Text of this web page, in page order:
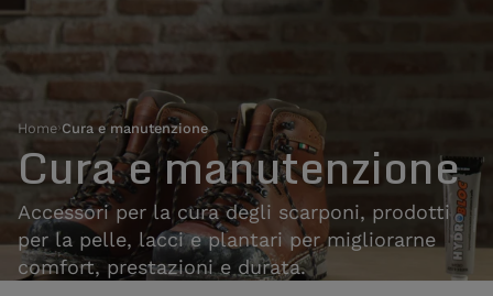
Home›Cura e manutenzione
Cura e manutenzione
Accessori per la cura degli scarponi, prodotti
per la pelle, lacci e plantari per migliorarne
comfort, prestazioni e durata.